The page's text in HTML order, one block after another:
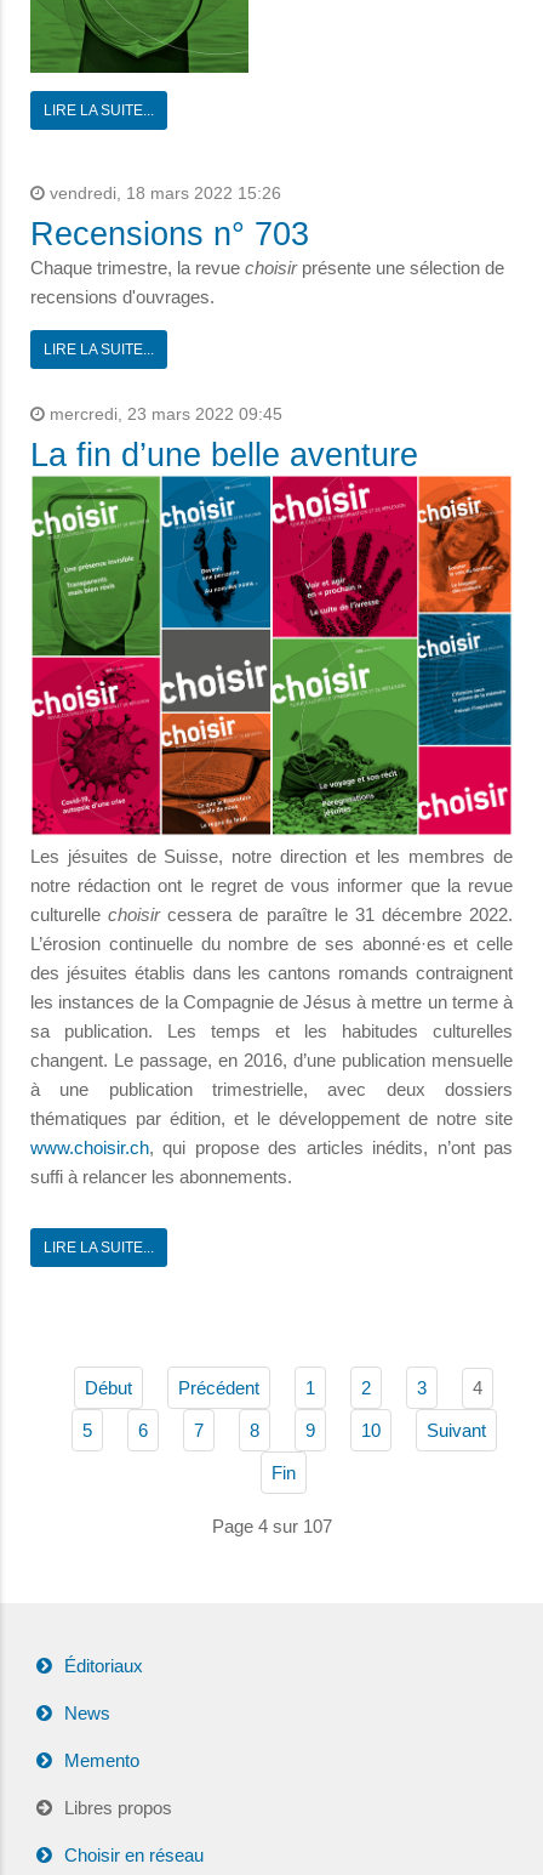
LIRE LA SUITE...
vendredi, 18 mars 2022 15:26
Recensions n° 703
Chaque trimestre, la revue choisirprésente une sélection de
recensions d'ouvrages.
LIRE LA SUITE...
mercredi, 23 mars 2022 09:45
La fin d’une belle aventure
Les jésuites de Suisse, notre direction et les membres de
notre rédaction ont le regret de vous informer que la revue
culturellechoisircessera de paraître le 31 décembre 2022.
L’érosion continuelle du nombre de ses abonné·es et celle
des jésuites établis dans les cantons romands contraignent
les instances de la Compagnie de Jésus à mettre un terme à
sa publication. Les temps et les habitudes culturelles
changent. Le passage, en 2016, d’une publication mensuelle
à une publication trimestrielle, avec deux dossiers
thématiques par édition, et le développement de notre site
www.choisir.ch, qui propose des articles inédits, n’ont pas
suffi à relancer les abonnements.
LIRE LA SUITE...
Début Précédent 1 2 3 4
5 6 7 8 9 10 Suivant
Fin
Page 4 sur 107
Éditoriaux
News
Memento
Libres propos
Choisir en réseau